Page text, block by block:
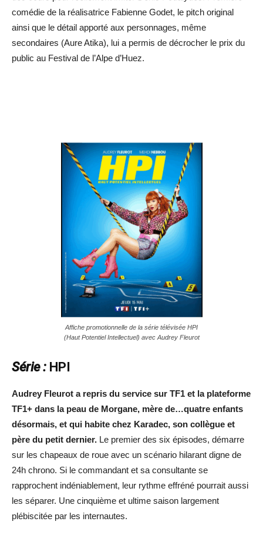
comédie de la réalisatrice Fabienne Godet, le pitch original
ainsi que le détail apporté aux personnages, même
secondaires (Aure Atika), lui a permis de décrocher le prix du
public au Festival de l’Alpe d’Huez.
Affiche promotionnelle de la série télévisée HPI
(Haut Potentiel Intellectuel) avec Audrey Fleurot
Série : HPI
Audrey Fleurot a repris du service sur TF1 et la plateforme
TF1+ dans la peau de Morgane, mère de…quatre enfants
désormais, et qui habite chez Karadec, son collègue et
père du petit dernier. Le premier des six épisodes, démarre
sur les chapeaux de roue avec un scénario hilarant digne de
24h chrono. Si le commandant et sa consultante se
rapprochent indéniablement, leur rythme effréné pourrait aussi
les séparer. Une cinquième et ultime saison largement
plébiscitée par les internautes.